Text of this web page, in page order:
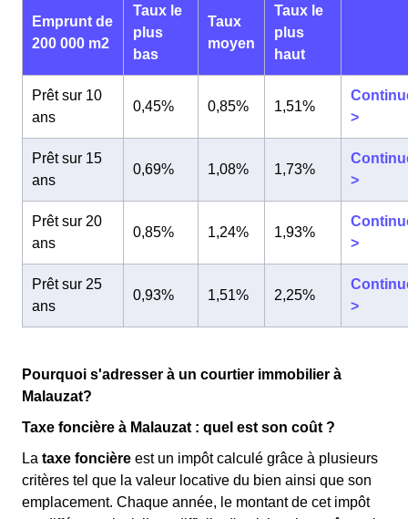
Emprunt de
200 000 m2
Taux le
plus
bas
Taux
moyen
Taux le
plus
haut
Prêt sur 10
ans
0,45% 0,85% 1,51%
>
Prêt sur 15
ans
0,69% 1,08% 1,73%
>
Prêt sur 20
ans
0,85% 1,24% 1,93%
>
Prêt sur 25
ans
0,93% 1,51% 2,25%
>
Pourquoi s'adresser à un courtier immobilier à
Malauzat?
Taxe foncière à Malauzat : quel est son coût ?
La taxe foncière est un impôt calculé grâce à plusieurs
critères tel que la valeur locative du bien ainsi que son
emplacement. Chaque année, le montant de cet impôt